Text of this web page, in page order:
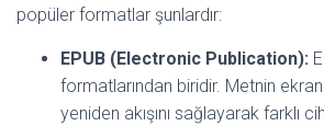
popüler formatlar şunlardır:
EPUB (Electronic Publication):
formatlarından biridir. Metnin
yeniden akışını sağlayarak farklı